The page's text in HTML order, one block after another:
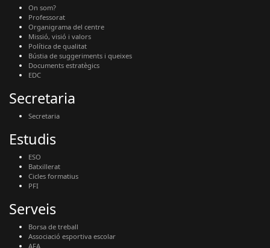
On som?
Professorat
Organigrama del centre
Missió, visió i valors
Política de qualitat
Bústia de suggeriments i queixes
Documents estratègics
EDC
Secretaria
Secretaria
Estudis
ESO
Batxillerat
Cicles formatius
PFI
Serveis
Borsa de treball
Associació esportiva escolar
AFA